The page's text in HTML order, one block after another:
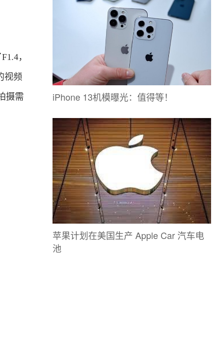
，
视频
摄需
iPhone 13机模曝光：值得等！
苹果计划在美国生产 Apple Car 汽车电
池